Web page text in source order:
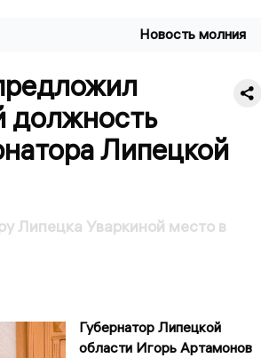
Новость молния
должность
Липецкой
Липецка Уваркиной место в
Губернатор Липецкой
области Игорь Артамонов